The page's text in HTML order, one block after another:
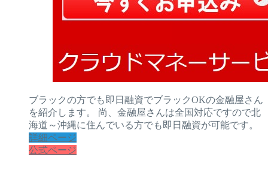
ブラックの方でも即日融資でブラックOKの金融屋さん
を紹介します。 尚、金融屋さんは全国対応ですので北
海道～沖縄に住んでいる方でも即日融資が可能です。
詳細ページ
公式ページ